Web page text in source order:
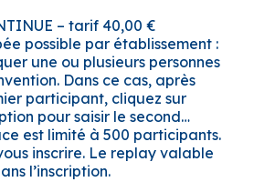
– tarif 40,00 €
possible par établissement :
une ou plusieurs personnes
Dans ce cas, après
participant, cliquez sur
pour saisir le second…
est limité à 500 participants.
inscrire. Le replay valable
l’inscription.